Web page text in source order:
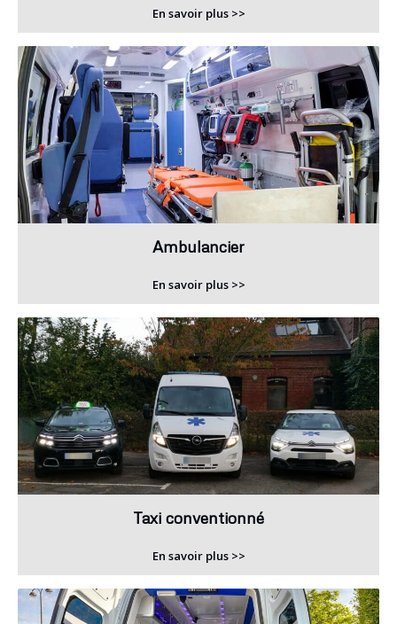
En savoir plus >>
Ambulancier
En savoir plus >>
Taxi conventionné
En savoir plus >>